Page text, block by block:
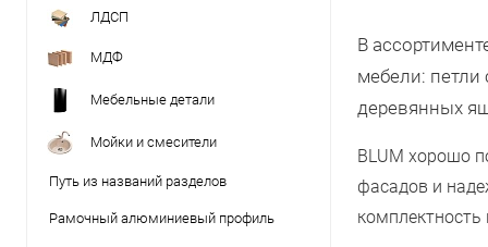
ЛДСП
МДФ
Мебельные детали
Мойки и смесители
Путь из названий разделов
Рамочный алюминиевый профиль
В
мебели:
деревянных
BLUM хорошо
фасадов и